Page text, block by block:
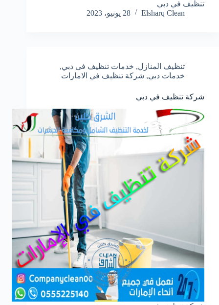
تنظيف في دبي
Elsharq Clean
28 يونيو، 2023
تنظيف المنازل, خدمات تنظيف فى دبي,
خدمات دبي, شركة تنظيف في الامارات
شركة تنظيف في دبي